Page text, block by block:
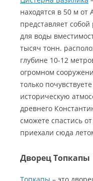
находятся в 50 м от
представляет собой
для воды
тысяч тонн.
глубине 10-12
огромном
только почувствуете
историческую
древнего
сможете спастись
приехали сюда
Дворец Топкапы
Топкапы – это